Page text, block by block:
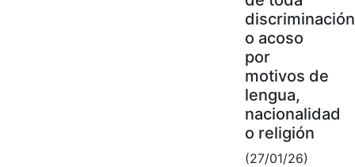
discriminación
o acoso
por
motivos de
lengua,
nacionalidad
o religión
(27/01/26)